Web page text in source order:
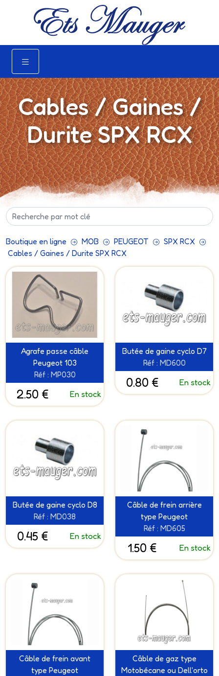
Cables / Gaines /
Durite SPX RCX
Boutique en ligne MOB PEUGEOT
SPX RCX
Cables / Gaines / Durite SPX RCX
Agrafe passe câble
Peugeot 103
Réf : MP030
2.50 € En stock
Butée de gaine cyclo D7
Réf : MD600
0.80 € En stock
Butée de gaine cyclo D8
Réf : MD038
0.45 € En stock
Câble de frein arrière
type Peugeot
Réf : MD605
1.50 € En stock
Câble de frein avant
type Peugeot
Câble de gaz type
Motobécane ou Dell'orto